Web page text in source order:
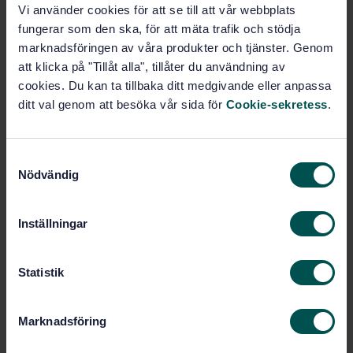
Vi använder cookies för att se till att vår webbplats
fungerar som den ska, för att mäta trafik och stödja
marknadsföringen av våra produkter och tjänster. Genom
att klicka på "Tillåt alla", tillåter du användning av
cookies. Du kan ta tillbaka ditt medgivande eller anpassa
ditt val genom att besöka vår sida för Cookie-sekretess.
Nödvändig
Inställningar
Statistik
Marknadsföring
Approved:10/18/2017
No of pages: 2
Correction: SS-EN 61215-2
Replaced by: SS-EN IEC 61215-2:2021
Within the same area
STANDARDS
for renewable energy storage - General
requirements and methods of test - Part 1:
performance testing and energy rating - Part 1:
Irradiance and temperature performance